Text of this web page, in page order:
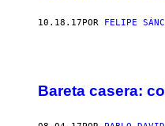
10.18.17POR FELIPE
Bareta casera: